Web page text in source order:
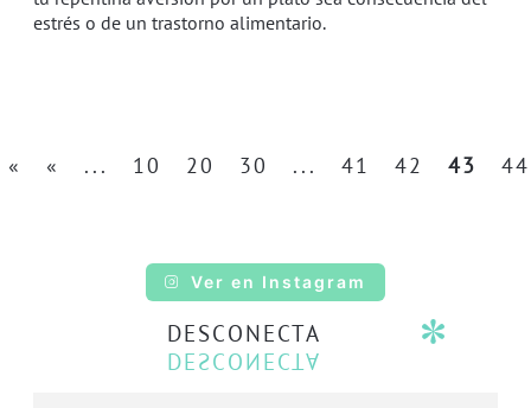
estrés o de un trastorno alimentario.
« « ... 10 20 30 ... 41 42 43 44
Ver en Instagram
DESCONECTA